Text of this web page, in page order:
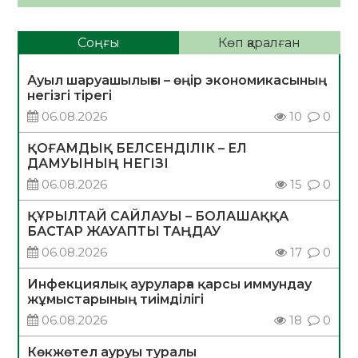
Соңғы Көп қаралған
Ауыл шаруашылығы – өңір экономикасының
негізгі тірегі
06.08.2026
10 0
ҚОҒАМДЫҚ БЕЛСЕНДІЛІК – ЕЛ
ДАМУЫНЫҢ НЕГІЗІ
06.08.2026
15 0
ҚҰРЫЛТАЙ САЙЛАУЫ – БОЛАШАҚҚА
БАСТАР ЖАУАПТЫ ТАҢДАУ
06.08.2026
17 0
Инфекциялық ауруларға қарсы иммундау
жұмыстарының тиімділігі
06.08.2026
18 0
Көкжөтел ауруы туралы